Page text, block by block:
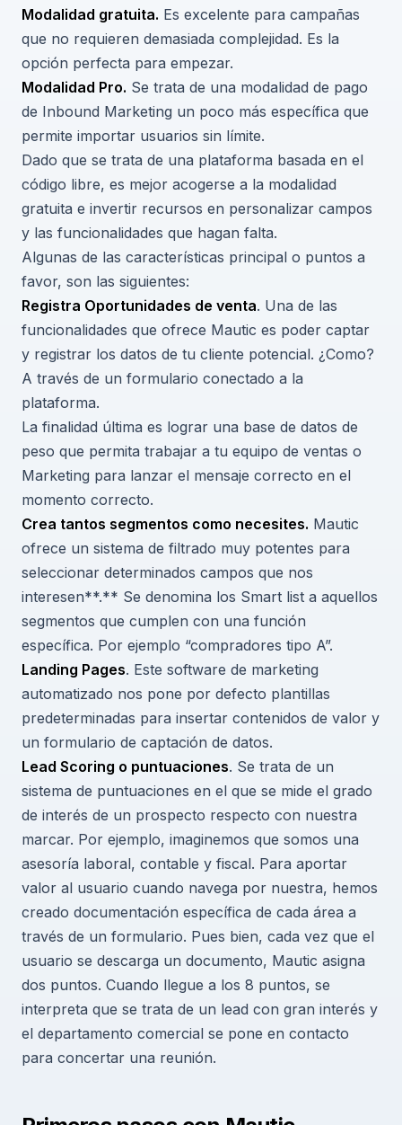
Modalidad gratuita. Es excelente para campañas
que no requieren demasiada complejidad. Es la
opción perfecta para empezar.
Modalidad Pro. Se trata de una modalidad de pago
de Inbound Marketing un poco más específica que
permite importar usuarios sin límite.
Dado que se trata de una plataforma basada en el
código libre, es mejor acogerse a la modalidad
gratuita e invertir recursos en personalizar campos
y las funcionalidades que hagan falta.
Algunas de las características principal o puntos a
favor, son las siguientes:
Registra Oportunidades de venta. Una de las
funcionalidades que ofrece Mautic es poder captar
y registrar los datos de tu cliente potencial. ¿Como?
A través de un formulario conectado a la
plataforma.
La finalidad última es lograr una base de datos de
peso que permita trabajar a tu equipo de ventas o
Marketing para lanzar el mensaje correcto en el
momento correcto.
Crea tantos segmentos como necesites. Mautic
ofrece un sistema de filtrado muy potentes para
seleccionar determinados campos que nos
interesen**.** Se denomina los Smart list a aquellos
segmentos que cumplen con una función
específica. Por ejemplo “compradores tipo A”.
Landing Pages. Este software de marketing
automatizado nos pone por defecto plantillas
predeterminadas para insertar contenidos de valor y
un formulario de captación de datos.
Lead Scoring o puntuaciones. Se trata de un
sistema de puntuaciones en el que se mide el grado
de interés de un prospecto respecto con nuestra
marcar. Por ejemplo, imaginemos que somos una
asesoría laboral, contable y fiscal. Para aportar
valor al usuario cuando navega por nuestra, hemos
creado documentación específica de cada área a
través de un formulario. Pues bien, cada vez que el
usuario se descarga un documento, Mautic asigna
dos puntos. Cuando llegue a los 8 puntos, se
interpreta que se trata de un lead con gran interés y
el departamento comercial se pone en contacto
para concertar una reunión.